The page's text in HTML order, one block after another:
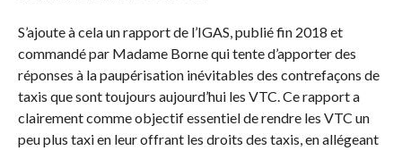
S’ajoute à cela un rapport de l’IGAS, publié fin 2018 et
commandé par Madame Borne qui tente d’apporter des
réponses à la paupérisation inévitables des contrefaçons de
taxis que sont toujours aujourd’hui les VTC. Ce rapport a
clairement comme objectif essentiel de rendre les VTC un
peu plus taxi en leur offrant les droits des taxis, en allégeant